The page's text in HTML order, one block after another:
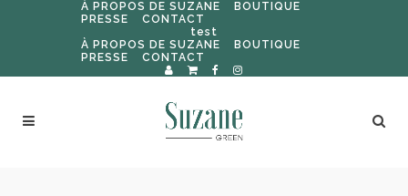
À PROPOS DE SUZANE
BOUTIQUE
PRESSE
CONTACT
test
À PROPOS DE SUZANE
BOUTIQUE
PRESSE
CONTACT